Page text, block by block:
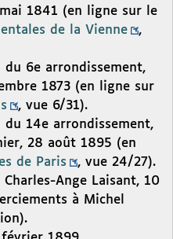
1841 (en ligne sur le
de la Vienne
,
6e arrondissement,
1873 (en ligne sur
, vue 6/31).
14e arrondissement,
28 août 1895 (en
de Paris
, vue 24/27).
Ange Laisant, 10
à Michel